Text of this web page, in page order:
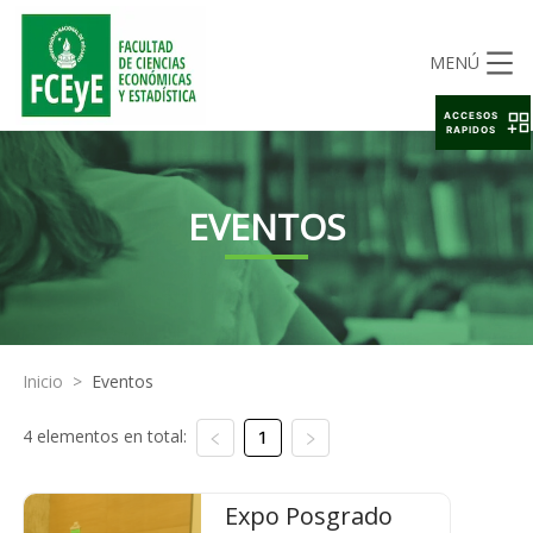
MENÚ
EVENTOS
Inicio > Eventos
4 elementos en total: 1
Expo Posgrado
ACCESOS
RAPIDOS